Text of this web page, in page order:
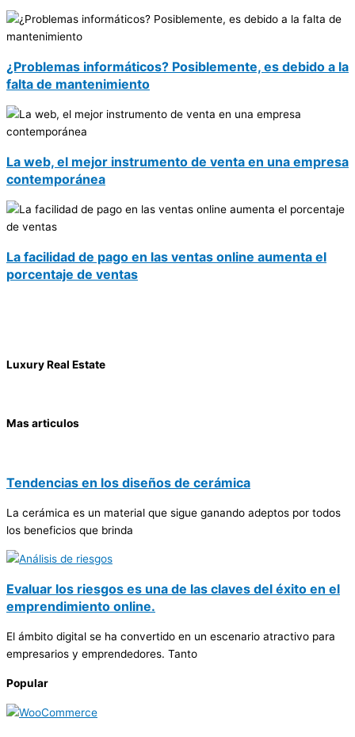
¿Problemas informáticos? Posiblemente, es debido a la
falta de mantenimiento
La web, el mejor instrumento de venta en una empresa
contemporánea
La facilidad de pago en las ventas online aumenta el
porcentaje de ventas
Luxury Real Estate
Mas articulos
Tendencias en los diseños de cerámica
La cerámica es un material que sigue ganando adeptos por todos
los beneficios que brinda
Evaluar los riesgos es una de las claves del éxito en el
emprendimiento online.
El ámbito digital se ha convertido en un escenario atractivo para
empresarios y emprendedores. Tanto
Popular